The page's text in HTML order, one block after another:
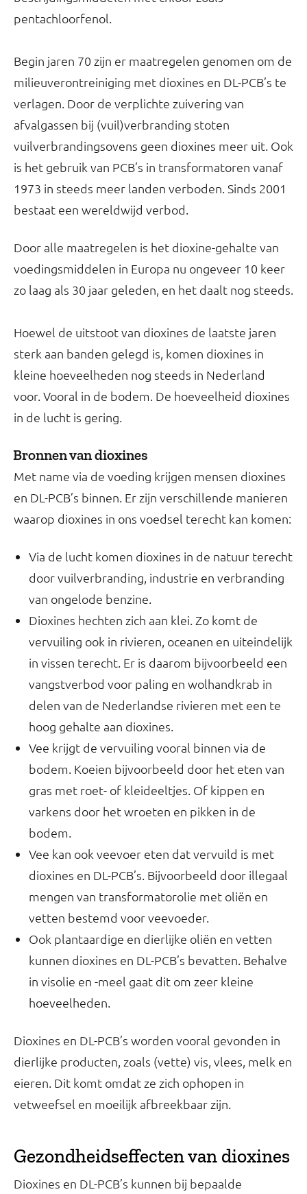
pentachloorfenol.
Begin jaren 70 zijn er maatregelen genomen om de
milieuverontreiniging met dioxines en DL-PCB’s te
verlagen. Door de verplichte zuivering van
afvalgassen bij (vuil)verbranding stoten
vuilverbrandingsovens geen dioxines meer uit. Ook
is het gebruik van PCB’s in transformatoren vanaf
1973 in steeds meer landen verboden. Sinds 2001
bestaat een wereldwijd verbod.
Door alle maatregelen is het dioxine-gehalte van
voedingsmiddelen in Europa nu ongeveer 10 keer
zo laag als 30 jaar geleden, en het daalt nog steeds.
Hoewel de uitstoot van dioxines de laatste jaren
sterk aan banden gelegd is, komen dioxines in
kleine hoeveelheden nog steeds in Nederland
voor. Vooral in de bodem. De hoeveelheid dioxines
in de lucht is gering.
Bronnen van dioxines
Met name via de voeding krijgen mensen dioxines
en DL-PCB’s binnen. Er zijn verschillende manieren
waarop dioxines in ons voedsel terecht kan komen:
Via de lucht komen dioxines in de natuur terecht
door vuilverbranding, industrie en verbranding
van ongelode benzine.
Dioxines hechten zich aan klei. Zo komt de
vervuiling ook in rivieren, oceanen en uiteindelijk
in vissen terecht. Er is daarom bijvoorbeeld een
vangstverbod voor paling en wolhandkrab in
delen van de Nederlandse rivieren met een te
hoog gehalte aan dioxines.
Vee krijgt de vervuiling vooral binnen via de
bodem. Koeien bijvoorbeeld door het eten van
gras met roet- of kleideeltjes. Of kippen en
varkens door het wroeten en pikken in de
bodem.
Vee kan ook veevoer eten dat vervuild is met
dioxines en DL-PCB’s. Bijvoorbeeld door illegaal
mengen van transformatorolie met oliën en
vetten bestemd voor veevoeder.
Ook plantaardige en dierlijke oliën en vetten
kunnen dioxines en DL-PCB’s bevatten. Behalve
in visolie en -meel gaat dit om zeer kleine
hoeveelheden.
Dioxines en DL-PCB’s worden vooral gevonden in
dierlijke producten, zoals (vette) vis, vlees, melk en
eieren. Dit komt omdat ze zich ophopen in
vetweefsel en moeilijk afbreekbaar zijn.
Gezondheidseffecten van dioxines
Dioxines en DL-PCB’s kunnen bij bepaalde